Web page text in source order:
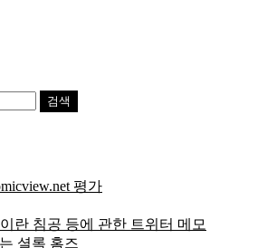
평가
란 침공 등에 관한 트위터 메모
셜록 홈즈